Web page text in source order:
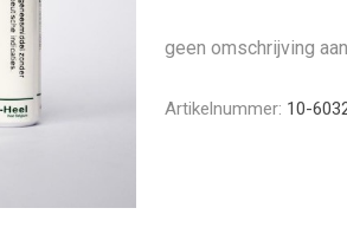
geen omschrijving
Artikelnummer: 10-